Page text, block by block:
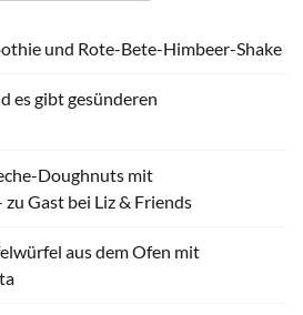
und Rote-Bete-Himbeer-Shake
es gibt gesünderen
Doughnuts mit
zu Gast bei Liz & Friends
aus dem Ofen mit